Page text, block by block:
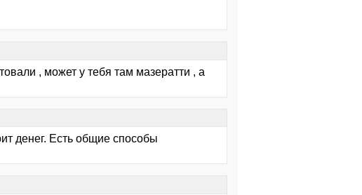
, может у тебя там мазератти , а
денег. Есть общие способы